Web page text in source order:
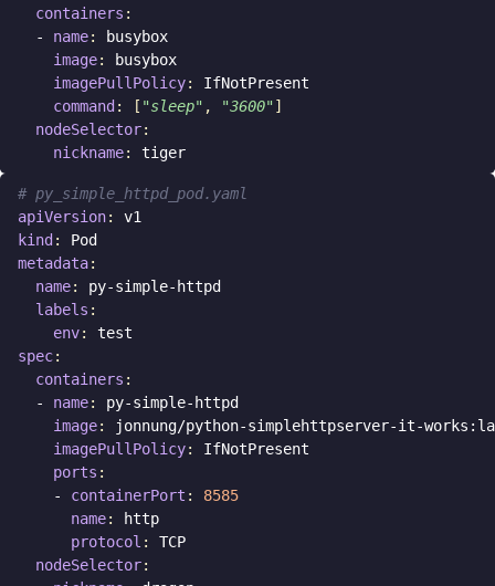
containers :
- name:
busybox
image:
busybox
imagePullPolicy:
IfNotPresent
command : [ "sleep" , "3600"]
nodeSelector:
nickname: tiger
# py_simple_httpd_pod.yaml
apiVersion:
v1
kind :
Pod
metadata:
name:
py-simple-httpd
labels :
env:
test
spec:
containers :
- name:
py-simple-httpd
image:
jonnung/python-simplehttpserver-it-
imagePullPolicy:
IfNotPresent
ports :
- containerPort :
8585
name:
http
protocol :
TCP
nodeSelector: